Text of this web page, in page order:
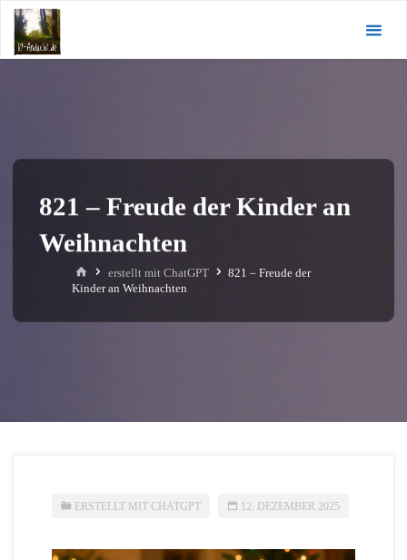
Zum
Inhalt
springen
821 – Freude der Kinder an
Weihnachten
Starterstellt mit ChatGPT
821 – Freude der
Kinder an Weihnachten
ERSTELLT MIT CHATGPT 12. DEZEMBER 2025